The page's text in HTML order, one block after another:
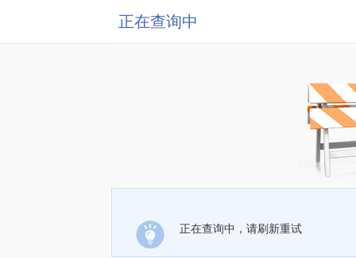
正在查询中
正在查询中，请刷新重试